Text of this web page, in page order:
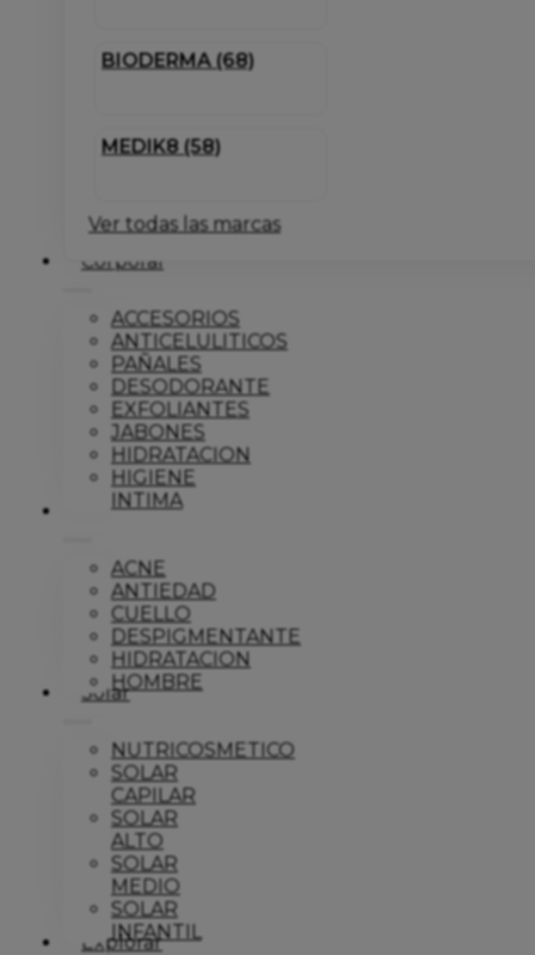
BIODERMA (68)
MEDIK8 (58)
Ver todas las marcas
Corporal
ACCESORIOS
ANTICELULITICOS
PAÑALES
DESODORANTE
EXFOLIANTES
JABONES
HIDRATACION
HIGIENE
INTIMA
Dermo
ACNE
ANTIEDAD
CUELLO
DESPIGMENTANTE
HIDRATACION
HOMBRE
Solar
NUTRICOSMETICO
SOLAR
CAPILAR
SOLAR
ALTO
SOLAR
MEDIO
SOLAR
INFANTIL
Explorar